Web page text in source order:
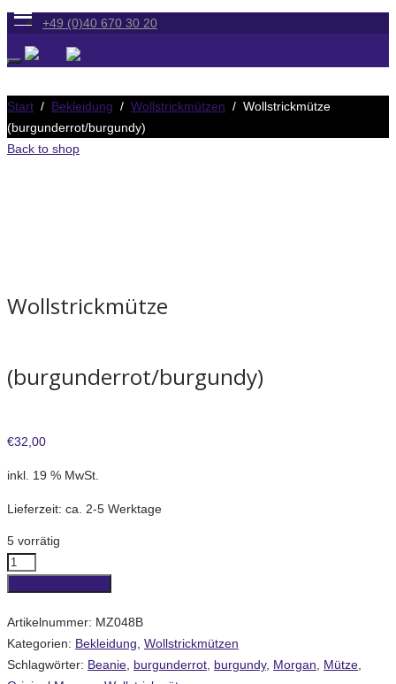
+49 (0)40 670 30 20
Start / Bekleidung / Wollstrickmützen / Wollstrickmütze
(burgunderrot/burgundy)
Back to shop
Wollstrickmütze
(burgunderrot/burgundy)
€32,00
inkl. 19 % MwSt.
Lieferzeit: ca. 2-5 Werktage
5 vorrätig
Wollstrickmütze
(burgunderrot/burgundy)
Artikelnummer: MZ048B
Kategorien: Bekleidung Wollstrickmützen
Schlagwörter: Beanie burgunderrot burgundy, Morgan Mütze